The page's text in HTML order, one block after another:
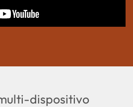
dispositivo